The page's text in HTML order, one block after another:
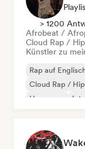
> 1200
Afrobeat /
Cloud Rap /
Künstler zu
Rap auf
Cloud Rap /
Hyperpop